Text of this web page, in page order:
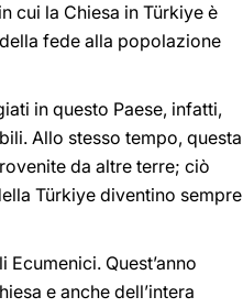
cui la Chiesa in Türkiye è
fede alla popolazione
in questo Paese, infatti,
Allo stesso tempo, questa
da altre terre; ciò
Türkiye diventino sempre
Quest’anno
e anche dell’intera